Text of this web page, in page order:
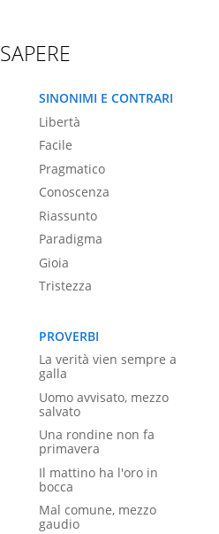
SAPERE
SINONIMI E CONTRARI
Libertà
Facile
Pragmatico
Conoscenza
Riassunto
Paradigma
Gioia
Tristezza
PROVERBI
La verità vien sempre a
galla
Uomo avvisato, mezzo
salvato
Una rondine non fa
primavera
Il mattino ha l'oro in
bocca
Mal comune, mezzo
gaudio